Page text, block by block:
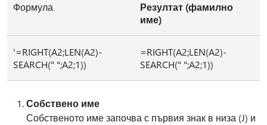
Формула
Резултат (фамилно
име)
'=RIGHT(A2;LEN(A2)-
SEARCH(" ";A2;1))
=RIGHT(A2;LEN(A2)-
SEARCH(" ";A2;1))
Собствено име
Собственото име започва с първия знак в низа (J) и